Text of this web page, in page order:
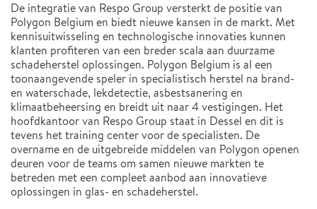
De integratie van Respo Group versterkt de positie van
Polygon Belgium en biedt nieuwe kansen in de markt. Met
kennisuitwisseling en technologische innovaties kunnen
klanten profiteren van een breder scala aan duurzame
schadeherstel oplossingen. Polygon Belgium is al een
toonaangevende speler in specialistisch herstel na brand-
en waterschade, lekdetectie, asbestsanering en
klimaatbeheersing en breidt uit naar 4 vestigingen. Het
hoofdkantoor van Respo Group staat in Dessel en dit is
tevens het training center voor de specialisten. De
overname en de uitgebreide middelen van Polygon openen
deuren voor de teams om samen nieuwe markten te
betreden met een compleet aanbod aan innovatieve
oplossingen in glas- en schadeherstel.